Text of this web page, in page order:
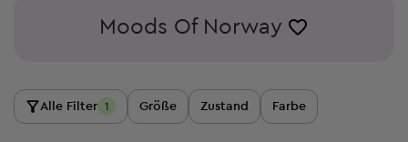
Moods Of Norway
Alle Filter 1 Größe Zustand Farbe